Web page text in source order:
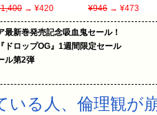
→ ¥420 ¥946→ ¥473
新巻発売記念吸血鬼セール！
ドロップOG』1週間限定セール
ル第2弾
いる人、倫理観が